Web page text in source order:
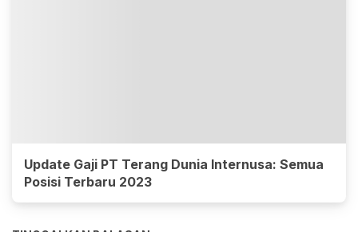
Update Gaji PT Terang Dunia Internusa: Semua
Posisi Terbaru 2023